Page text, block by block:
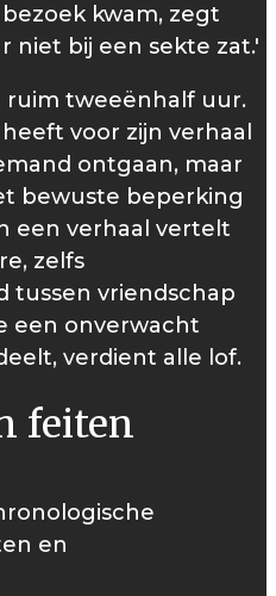
kwam, zegt
niet bij een sekte zat.'
ruim tweeënhalf uur.
voor zijn verhaal
ontgaan, maar
bewuste beperking
een verhaal vertelt
zelfs
tussen vriendschap
een onverwacht
verdient alle lof.
feiten
en